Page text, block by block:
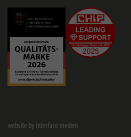
website by interface medien